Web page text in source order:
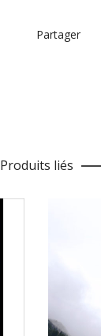
Partager
Produits liés